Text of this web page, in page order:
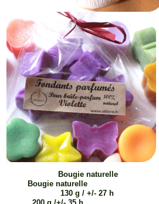
Bougie naturelle
Bougie naturelle
130 g / +/- 27 h